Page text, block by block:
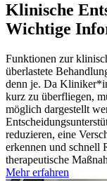
Klinische
Wichtige
Funktionen zur
überlastete
denn je. Da
kurz zu überfliegen,
möglich dargestellt
reduzieren, eine
erkennen und schnell
therapeutische
Mehr erfahren